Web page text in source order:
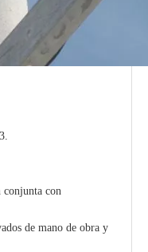
con
de mano de obra y